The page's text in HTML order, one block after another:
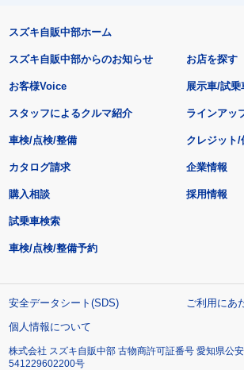
スズキ自販中部ホーム
スズキ自販中部からのお知らせ
お客様Voice
スタッフによるクルマ紹介
お店を探す
展示車/試乗
ラインアッ
車検/点検/整備 クレジット/
カタログ請求
購入相談
試乗車検索
車検/点検/整備予約
企業情報
採用情報
安全データシート(SDS)
ご利用にあ
個人情報について
株式会社 スズキ自販中部 古物商許可証番号 愛知県公
541229602200号